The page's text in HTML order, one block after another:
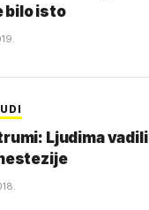
bilo isto
Ljudima vadili